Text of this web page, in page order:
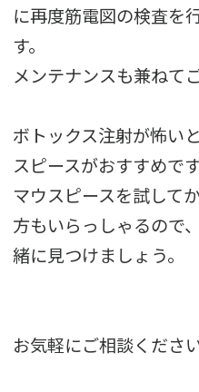
に再度筋電図の検査を
す。
メンテナンスも兼ねて
ボトックス注射が怖い
スピースがおすすめです
マウスピースを試して
方もいらっしゃるので
緒に見つけましょう。
お気軽にご相談ください